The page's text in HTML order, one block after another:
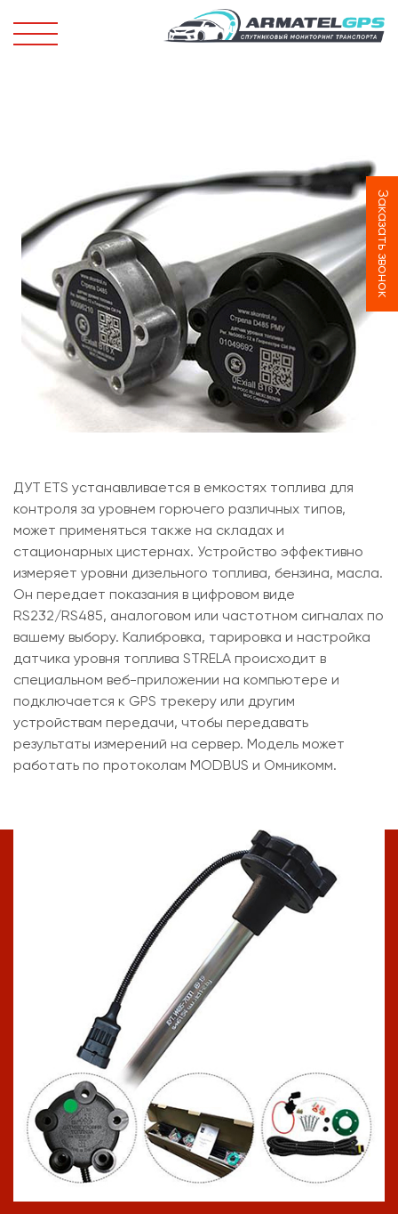
Заказать звонок
ДУТ ETS устанавливается в емкостях топлива для
контроля за уровнем горючего различных типов,
может применяться также на складах и
стационарных цистернах. Устройство эффективно
измеряет уровни дизельного топлива, бензина, масла.
Он передает показания в цифровом виде
RS232/RS485, аналоговом или частотном сигналах по
вашему выбору. Калибровка, тарировка и настройка
датчика уровня топлива STRELA происходит в
специальном веб-приложении на компьютере и
подключается к GPS трекеру или другим
устройствам передачи, чтобы передавать
результаты измерений на сервер. Модель может
работать по протоколам MODBUS и Омникомм.